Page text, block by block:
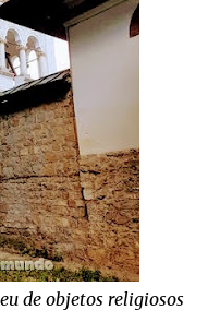
de objetos religiosos